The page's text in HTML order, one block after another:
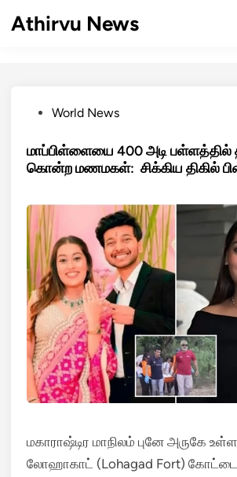
Athirvu News
PostedWorld News
மாப்பிள்ளையை 400 அடி பள்ளத்தில்
கொன்ற மணமகள்: சிக்கிய திகில்
மகாராஷ்டிர மாநிலம் புனே அருகே
லோஹாகாட் (Lohagad Fort) கோட்டைப்